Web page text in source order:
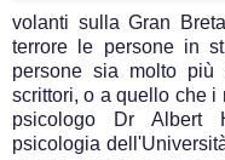
volanti sulla Gran
terrore le persone in
persone sia molto
scrittori, o a quello che i
psicologo Dr Albert
psicologia